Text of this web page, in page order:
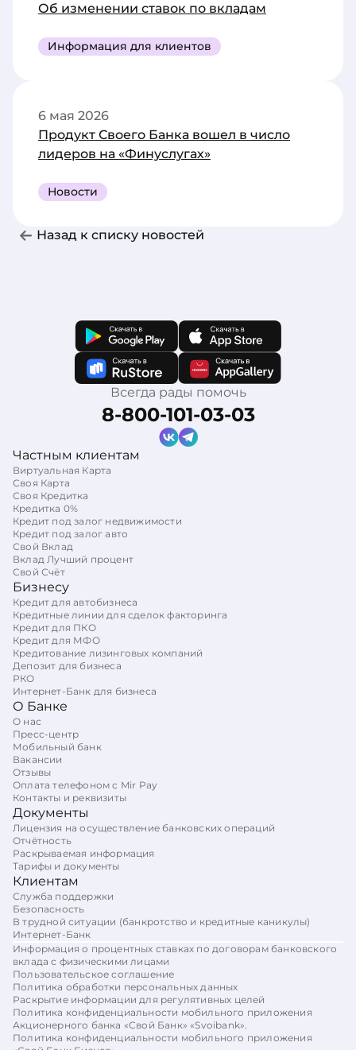
Об изменении ставок по вкладам
Информация для клиентов
Продукт Своего Банка вошел в число
лидеров на «Финуслугах»
6 мая 2026
Новости
Назад к списку новостей
Частным клиентам
Виртуальная Карта
Своя Карта
Своя Кредитка
Кредитка 0%
Кредит под залог недвижимости
Кредит под залог авто
Свой Вклад
Вклад Лучший процент
Свой Счёт
Бизнесу
Кредит для автобизнеса
Кредитные линии для сделок факторинга
Кредит для ПКО
Кредит для МФО
Кредитование лизинговых компаний
Депозит для бизнеса
РКО
Интернет-Банк для бизнеса
О Банке
О нас
Пресс-центр
Мобильный банк
Вакансии
Отзывы
Оплата телефоном с Mir Pay
Контакты и реквизиты
Документы
Лицензия на осуществление банковских операций
Отчётность
Раскрываемая информация
Тарифы и документы
Клиентам
Служба поддержки
Безопасность
В трудной ситуации (банкротство и кредитные каникулы)
Интернет-Банк
Информация о процентных ставках по договорам банковского
вклада с физическими лицами
Пользовательское соглашение
Политика обработки персональных данных
Раскрытие информации для регулятивных целей
Политика конфиденциальности мобильного приложения
Акционерного банка «Свой Банк» «Svoibank».
Политика конфиденциальности мобильного приложения
Всегда рады помочь
8-800-101-03-03